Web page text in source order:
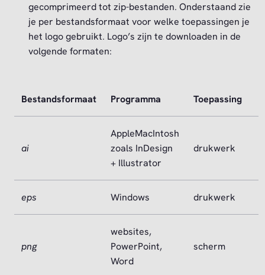
gecomprimeerd tot zip-bestanden. Onderstaand zie
je per bestandsformaat voor welke toepassingen je
het logo gebruikt. Logo’s zijn te downloaden in de
volgende formaten:
Bestandsformaat Programma Toepassing
ai
AppleMacIntosh
zoals InDesign
+ Illustrator
drukwerk
eps Windows drukwerk
png
websites,
PowerPoint,
Word
scherm